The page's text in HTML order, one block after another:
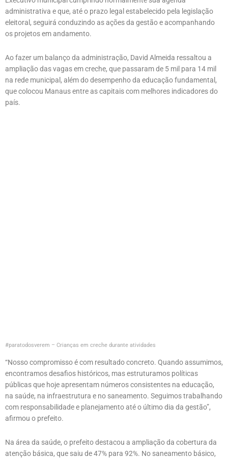
administrativa e que, até o prazo legal estabelecido pela legislação
eleitoral, seguirá conduzindo as ações da gestão e acompanhando
os projetos em andamento.
Ao fazer um balanço da administração, David Almeida ressaltou a
ampliação das vagas em creche, que passaram de 5 mil para 14 mil
na rede municipal, além do desempenho da educação fundamental,
que colocou Manaus entre as capitais com melhores indicadores do
país.
#paratodosverem – Crianças em creche durante atividades
“Nosso compromisso é com resultado concreto. Quando assumimos,
encontramos desafios históricos, mas estruturamos políticas
públicas que hoje apresentam números consistentes na educação,
na saúde, na infraestrutura e no saneamento. Seguimos trabalhando
com responsabilidade e planejamento até o último dia da gestão”,
afirmou o prefeito.
Na área da saúde, o prefeito destacou a ampliação da cobertura da
atenção básica, que saiu de 47% para 92%. No saneamento básico,